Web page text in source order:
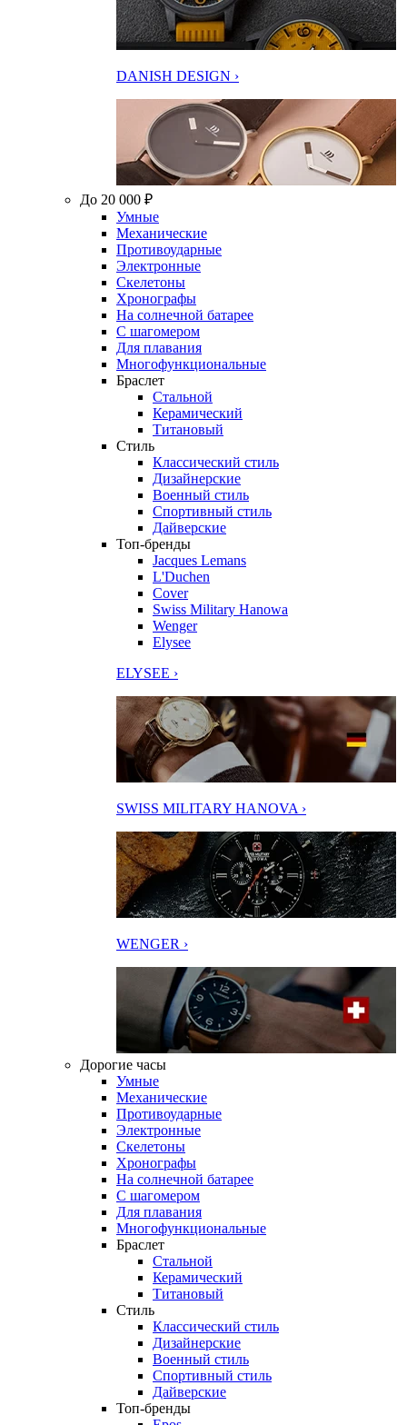
DANISH DESIGN ›
До 20 000 ₽
Умные
Механические
Противоударные
Электронные
Скелетоны
Хронографы
На солнечной батарее
С шагомером
Для плавания
Многофункциональные
Браслет
Стальной
Керамический
Титановый
Стиль
Классический стиль
Дизайнерские
Военный стиль
Спортивный стиль
Дайверские
Топ-бренды
Jacques Lemans
L'Duchen
Cover
Swiss Military Hanowa
Wenger
Elysee
ELYSEE ›
SWISS MILITARY HANOVA ›
WENGER ›
Дорогие часы
Умные
Механические
Противоударные
Электронные
Скелетоны
Хронографы
На солнечной батарее
С шагомером
Для плавания
Многофункциональные
Браслет
Стальной
Керамический
Титановый
Стиль
Классический стиль
Дизайнерские
Военный стиль
Спортивный стиль
Дайверские
Топ-бренды